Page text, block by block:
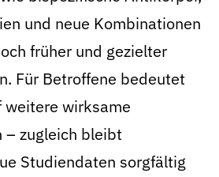
und neue Kombinationen
früher und gezielter
Für Betroffene bedeutet
weitere wirksame
– zugleich bleibt
Studiendaten sorgfältig